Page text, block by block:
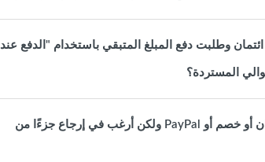
وطلبت دفع المبلغ المتبقي باستخدام "الدفع عند
المستردة؟
لقد دفعت قيمة طلبي باستخدام قسيمة ائتمان وبطاقة ائتمان أو خصم أو PayPal ولكن أرغب في إرجاع جزءًا من